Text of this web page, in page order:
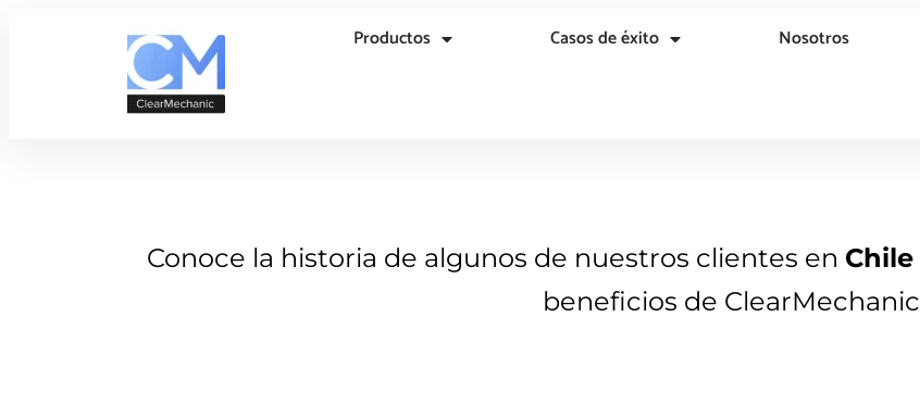
Productos Casos de éxito Nosotros
Conoce la historia de algunos de nuestros clientes en Chile
beneficios de ClearMechanic